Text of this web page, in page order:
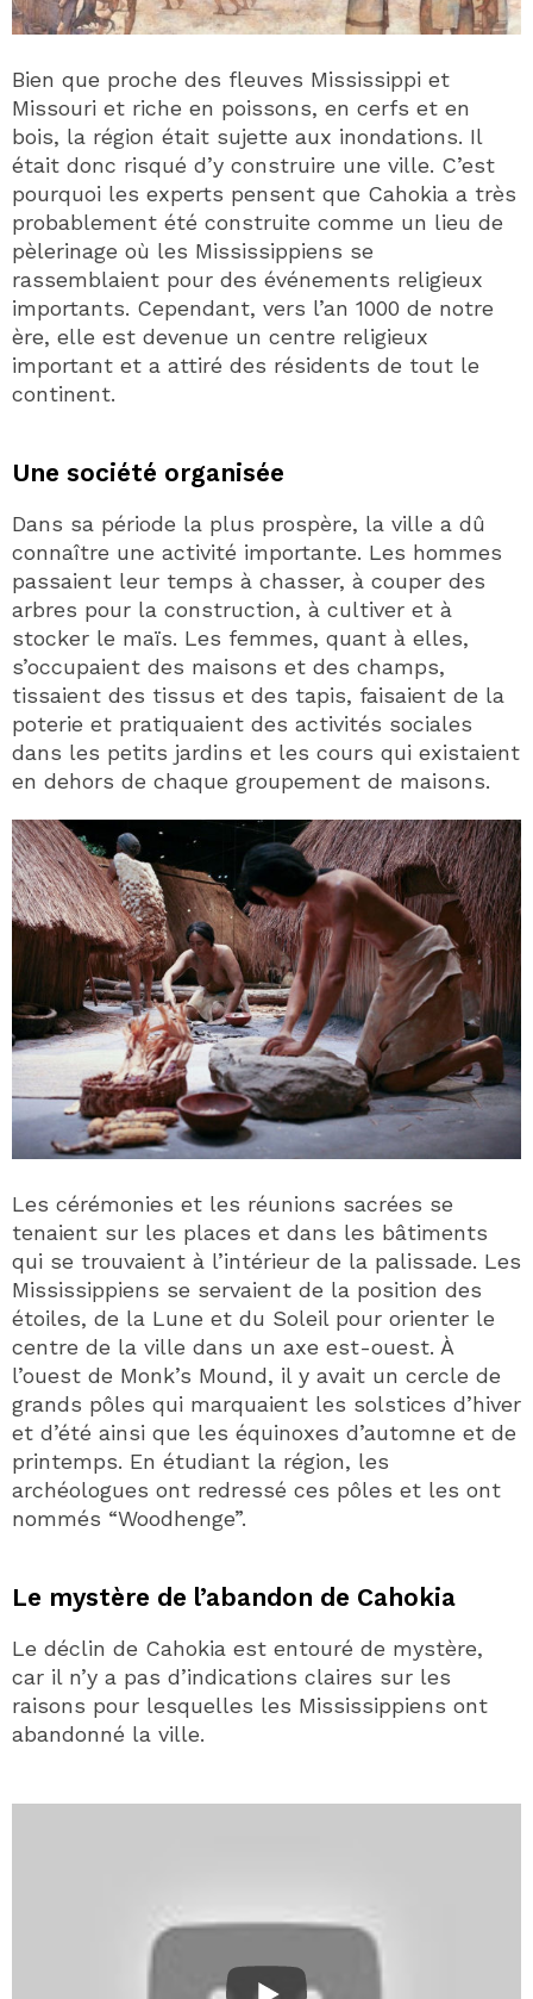
Bien que proche des fleuves Mississippi et
Missouri et riche en poissons, en cerfs et en
bois, la région était sujette aux inondations. Il
était donc risqué d’y construire une ville. C’est
pourquoi les experts pensent que Cahokia a très
probablement été construite comme un lieu de
pèlerinage où les Mississippiens se
rassemblaient pour des événements religieux
importants. Cependant, vers l’an 1000 de notre
ère, elle est devenue un centre religieux
important et a attiré des résidents de tout le
continent.
Une société organisée
Dans sa période la plus prospère, la ville a dû
connaître une activité importante. Les hommes
passaient leur temps à chasser, à couper des
arbres pour la construction, à cultiver et à
stocker le maïs. Les femmes, quant à elles,
s’occupaient des maisons et des champs,
tissaient des tissus et des tapis, faisaient de la
poterie et pratiquaient des activités sociales
dans les petits jardins et les cours qui existaient
en dehors de chaque groupement de maisons.
Les cérémonies et les réunions sacrées se
tenaient sur les places et dans les bâtiments
qui se trouvaient à l’intérieur de la palissade. Les
Mississippiens se servaient de la position des
étoiles, de la Lune et du Soleil pour orienter le
centre de la ville dans un axe est-ouest. À
l’ouest de Monk’s Mound, il y avait un cercle de
grands pôles qui marquaient les solstices d’hiver
et d’été ainsi que les équinoxes d’automne et de
printemps. En étudiant la région, les
archéologues ont redressé ces pôles et les ont
nommés “Woodhenge”.
Le mystère de l’abandon de Cahokia
Le déclin de Cahokia est entouré de mystère,
car il n’y a pas d’indications claires sur les
raisons pour lesquelles les Mississippiens ont
abandonné la ville.